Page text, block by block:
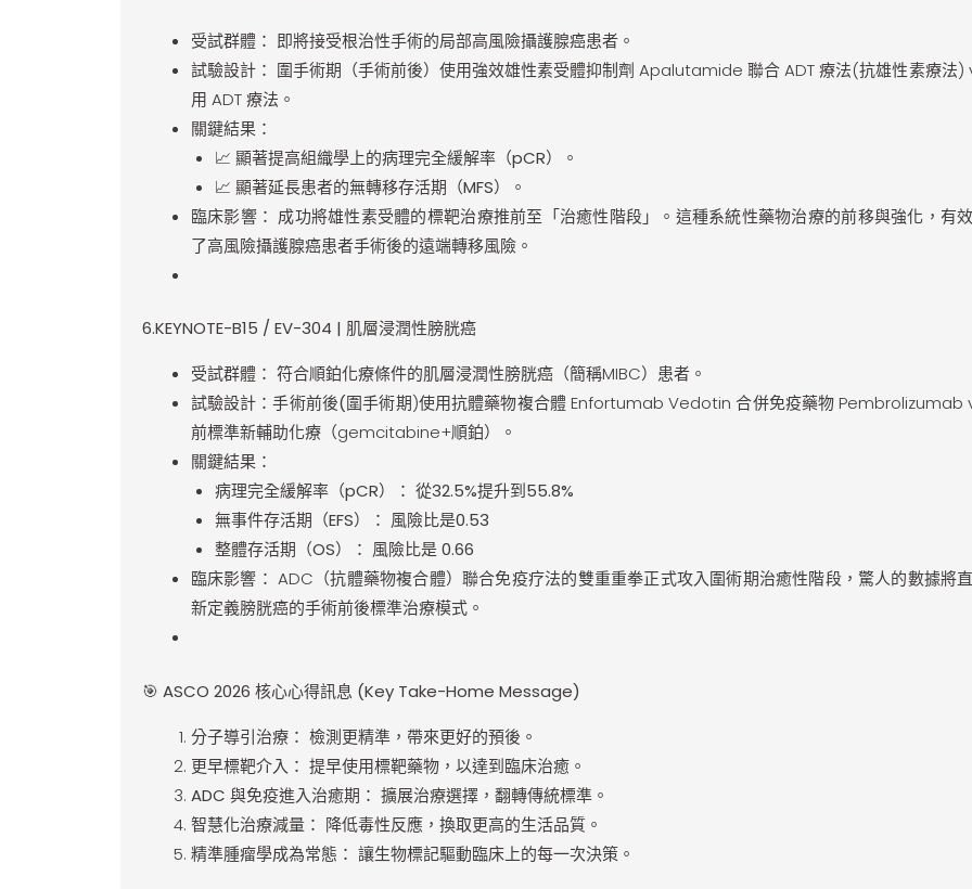
受試群體： 即將接受根治性手術的局部高風險攝護腺癌患者。
試驗設計： 圍手術期（手術前後）使用強效雄性素受體抑制劑 Apalutamide 聯合 ADT 療法(抗雄性素療法)
用 ADT 療法。
關鍵結果：
📈 顯著提高組織學上的病理完全緩解率（pCR）
。
📈 顯著延長患者的無轉移存活期（MFS）
。
臨床影響： 成功將雄性素受體的標靶治療推前至「治癒性階段」。這種系統性藥物治療的前移與強化，有
了高風險攝護腺癌患者手術後的遠端轉移風險。
6.KEYNOTE-B15 / EV-304 | 肌層浸潤性膀胱癌
受試群體： 符合順鉑化療條件的肌層浸潤性膀胱癌（簡稱MIBC）患者。
試驗設計：手術前後(圍手術期)使用抗體藥物複合體 Enfortumab Vedotin 合併免疫藥物 Pembrolizumab
前標準新輔助化療（gemcitabine+順鉑）。
關鍵結果：
病理完全緩解率（pCR）： 從32.5%提升到55.8%
無事件存活期（EFS）： 風險比是0.53
整體存活期（OS）： 風險比是0.66
臨床影響： ADC（抗體藥物複合體）聯合免疫疗法的雙重重拳正式攻入圍術期治癒性階段，驚人的數據將
新定義膀胱癌的手術前後標準治療模式。
🎯 ASCO 2026 核心心得訊息 (Key Take-Home Message)
分子導引治療： 檢測更精準，帶來更好的預後。
更早標靶介入： 提早使用標靶藥物，以達到臨床治癒。
ADC 與免疫進入治癒期： 擴展治療選擇，翻轉傳統標準。
智慧化治療減量： 降低毒性反應，換取更高的生活品質。
精準腫瘤學成為常態： 讓生物標記驅動臨床上的每一次決策。